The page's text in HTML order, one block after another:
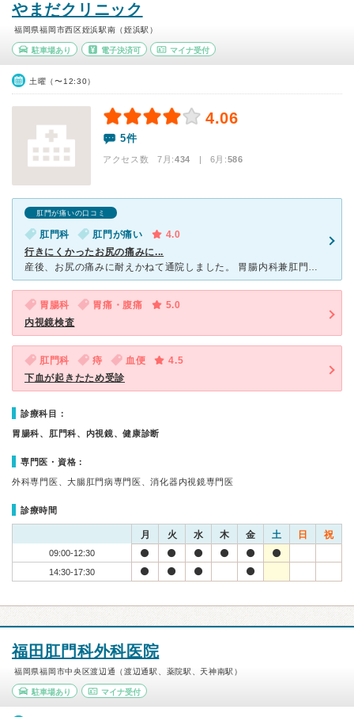
やまだクリニック
福岡県福岡市西区姪浜駅南（姪浜駅）
駐車場あり 電子決済可 マイナ受付
土曜（〜12:30）
4.06
5件
アクセス数 7月:434 | 6月:586
肛門が痛いの口コミ
肛門科 肛門が痛い
4.0
行きにくかったお尻の痛みに...
産後、お尻の痛みに耐えかねて通院しました。 胃腸内科兼肛門科で企業の検診等もされているので、女性の患者さんもちらほら居て、待合室でも少しほっとしたのを覚えています。 男性の先生でしたが(院長)診察
胃腸科 胃痛・腹痛
5.0
内視鏡検査
肛門科 痔 血便
4.5
下血が起きたため受診
診療科目：
胃腸科、肛門科、内視鏡、健康診断
専門医・資格：
外科専門医、大腸肛門病専門医、消化器内視鏡専門医
診療時間
月 火 水 木 金 土 日 祝
09:00-12:30
14:30-17:30
福田肛門科外科医院
福岡県福岡市中央区渡辺通（渡辺通駅、薬院駅、天神南駅）
駐車場あり マイナ受付